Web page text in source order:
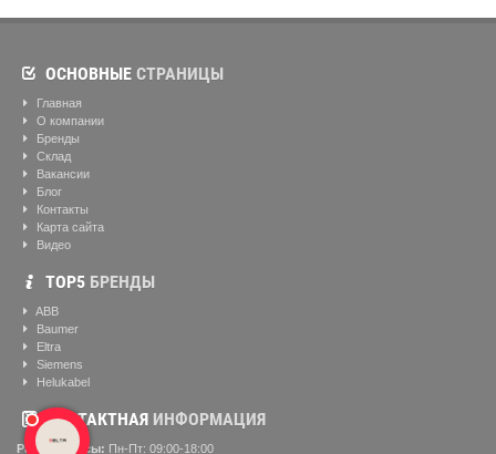
ОСНОВНЫЕ СТРАНИЦЫ
Главная
О компании
Бренды
Склад
Вакансии
Блог
Контакты
Карта сайта
Видео
ТОР5 БРЕНДЫ
ABB
Baumer
Eltra
Siemens
Helukabel
КОНТАКТНАЯ ИНФОРМАЦИЯ
Рабочие часы: Пн-Пт: 09:00-18:00